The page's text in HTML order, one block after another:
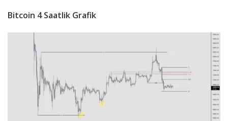
Bitcoin 4 Saatlik Grafik